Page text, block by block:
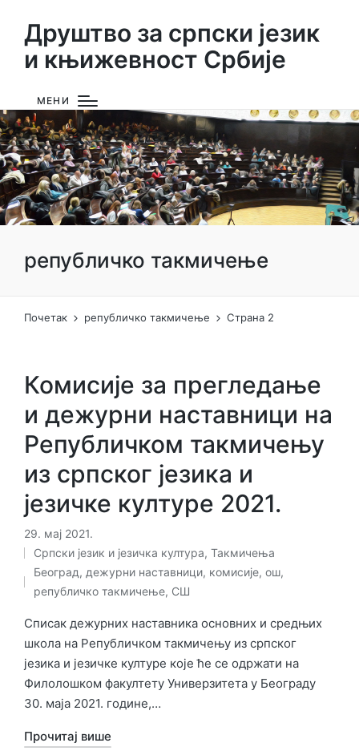
Друштво за српски језик
и књижевност Србије
МЕНИ
републичко такмичење
Почетак републичко такмичење Страна 2
Комисије за прегледање
и дежурни наставници на
Републичком такмичењу
из српског језика и
језичке културе 2021.
29. мај 2021.
Објављено
у
Српски језик и језичка култура, Такмичења
Ознаке:
Београд, дежурни наставници, комисије, ош,
републичко такмичење, СШ
Списак дежурних наставника основних и средњих
школа на Републичком такмичењу из српског
језика и језичке културе које ће се одржати на
Филолошком факултету Универзитета у Београду
30. маја 2021. године,…
Прочитај више